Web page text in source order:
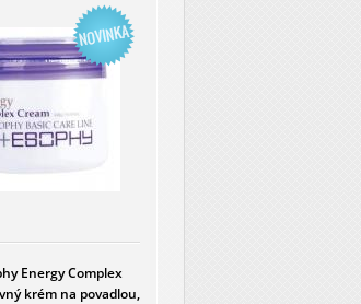
Energy Complex
krém na povadlou,